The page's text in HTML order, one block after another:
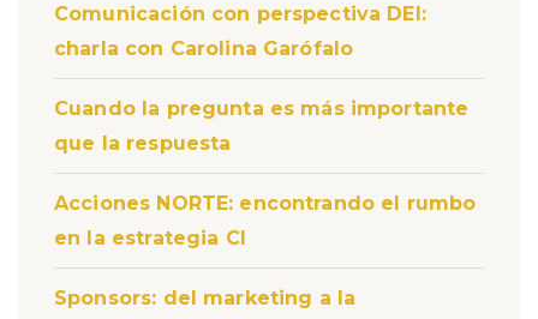
Comunicación con perspectiva DEI:
charla con Carolina Garófalo
Cuando la pregunta es más importante
que la respuesta
Acciones NORTE: encontrando el rumbo
en la estrategia CI
Sponsors: del marketing a la